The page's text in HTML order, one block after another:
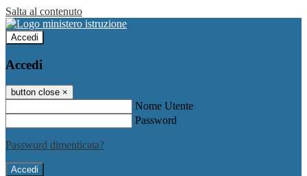
Salta al contenuto
Accedi
Accedi
button close ×
Nome Utente
Password
Password dimenticata?